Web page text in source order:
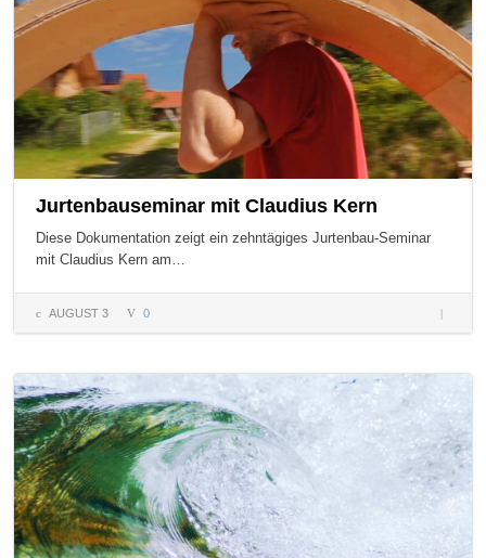
Jurtenbauseminar mit Claudius Kern
Diese Dokumentation zeigt ein zehntägiges Jurtenbau-Seminar
mit Claudius Kern am…
AUGUST 3 0
mit